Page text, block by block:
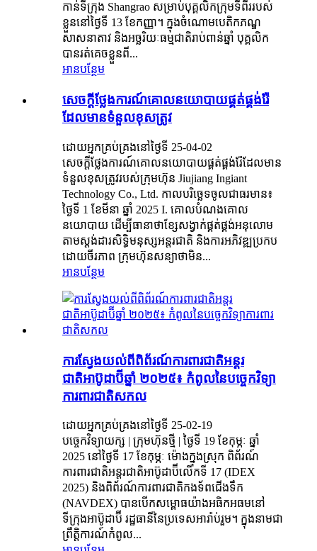
កាន់ទីក្រុង Shangrao សម្រាប់បុគ្គលិកក្រុមទីពីររបស់
ខ្លួននៅថ្ងៃទី 13 ខែកញ្ញា។ ក្នុងចំណោមបេតិកភណ្ឌ
សាសនាតាវ និងអច្ឆរិយៈធម្មជាតិរាប់ពាន់ឆ្នាំ បុគ្គលិក
បានរត់គេចខ្លួនពី...
អានបន្ថែម
សេចក្តីថ្លែងការណ៍គោលនយោបាយផ្គត់ផ្គង់រ៉ែ
ដែលមានទំនួលខុសត្រូវ
ដោយអ្នកគ្រប់គ្រងនៅថ្ងៃទី 25-04-02
សេចក្តីថ្លែងការណ៍គោលនយោបាយផ្គត់ផ្គង់រ៉ែដែលមាន
ទំនួលខុសត្រូវរបស់ក្រុមហ៊ុន Jiujiang Ingiant
Technology Co., Ltd. កាលបរិច្ឆេទចូលជាធរមាន៖
ថ្ងៃទី 1 ខែមីនា ឆ្នាំ 2025 ‌I. គោលបំណងគោល
នយោបាយ‌ ដើម្បីធានាថាខ្សែសង្វាក់ផ្គត់ផ្គង់អនុលោម
តាមស្តង់ដារសិទ្ធិមនុស្សអន្តរជាតិ និងការអភិវឌ្ឍប្រកប
ដោយចីរភាព ក្រុមហ៊ុនសន្យាថាមិន...
អានបន្ថែម
ការស្វែងយល់ពីពិព័រណ៍ការពារជាតិអន្តរ
ជាតិអាប៊ូដាប៊ីឆ្នាំ ២០២៥៖ កំពូលនៃបច្ចេកវិទ្យា
ការពារជាតិសកល
ដោយអ្នកគ្រប់គ្រងនៅថ្ងៃទី 25-02-19
បច្ចេកវិទ្យាយក្ស | ក្រុមហ៊ុនថ្មី | ថ្ងៃទី 19 ខែកុម្ភៈ ឆ្នាំ
2025 នៅថ្ងៃទី 17 ខែកុម្ភៈ ម៉ោងក្នុងស្រុក ពិព័រណ៍
ការពារជាតិអន្តរជាតិអាប៊ូដាប៊ីលើកទី 17 (IDEX
2025) និងពិព័រណ៍ការពារជាតិកងទ័ពជើងទឹក
(NAVDEX) បានបើកសម្ពោធយ៉ាងអធិកអធមនៅ
ទីក្រុងអាប៊ូដាប៊ី រដ្ឋធានីនៃប្រទេសអារ៉ាប់រួម។ ក្នុងនាមជា
ព្រឹត្តិការណ៍កំពូល...